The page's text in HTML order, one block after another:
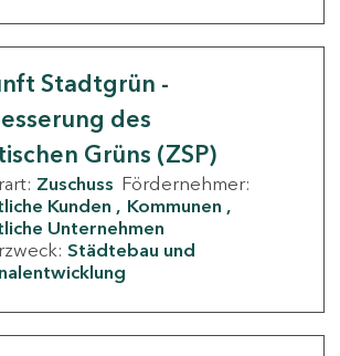
Stadtgrün -
des
Grüns (ZSP)
Zuschuss Fördernehmer:
Kunden
Kommunen
Unternehmen
Städtebau und